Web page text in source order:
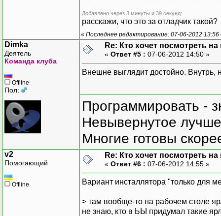
Версия сборки:
Версия Win32:
CodeBase: file:///C:/
mscorlib.resources
Версия сборки:
Версия Win32:
Версия сборки:
Версия Win32:
CodeBase: file:///C:/
**************
Для подключения
приложения или
Приложение также должно
отладкой.
Добавлено через 3 минуты и 39 секунд:
расскажи, что это за отладчик такой?
« Последнее редактирование: 07-06-2012 13:56
Dimka
Деятель
Команда клуба
Offline
Пол:
Re: Кто хочет посмотреть
« Ответ #5 : 07-06-2012 14:50 »
Внешне выглядит достойно. Внутрь,
Программировать -
Невывернутое
Многие готовы
v2
Помогающий
Offline
Re: Кто хочет посмотреть
« Ответ #6 : 07-06-2012 14:55 »
Вариант инсталлятора "только для
> там вообще-то на рабочем столе
не знаю, кто в ЬЫ придумал такие